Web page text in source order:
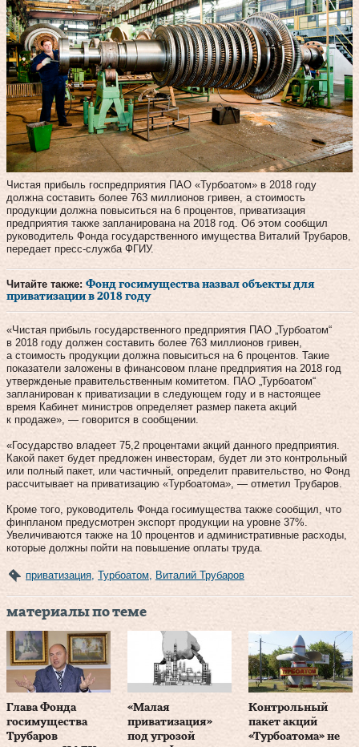
Чистая прибыль госпредприятия ПАО «Турбоатом» в 2018 году
должна составить более 763 миллионов гривен, а стоимость
продукции должна повыситься на 6 процентов, приватизация
предприятия также запланирована на 2018 год. Об этом сообщил
руководитель Фонда государственного имущества Виталий Трубаров,
передает пресс-служба ФГИУ.
Читайте также: Фонд госимущества назвал объекты для
приватизации в 2018 году
«Чистая прибыль государственного предприятия ПАО „Турбоатом“
в 2018 году должен составить более 763 миллионов гривен,
а стоимость продукции должна повыситься на 6 процентов. Такие
показатели заложены в финансовом плане предприятия на 2018 год
утвержденые правительственным комитетом. ПАО „Турбоатом“
запланирован к приватизации в следующем году и в настоящее
время Кабинет министров определяет размер пакета акций
к продаже», — говорится в сообщении.
«Государство владеет 75,2 процентами акций данного предприятия.
Какой пакет будет предложен инвесторам, будет ли это контрольный
или полный пакет, или частичный, определит правительство, но Фонд
рассчитывает на приватизацию «Турбоатома», — отметил Трубаров.
Кроме того, руководитель Фонда госимущества также сообщил, что
финпланом предусмотрен экспорт продукции на уровне 37%.
Увеличиваются также на 10 процентов и административные расходы,
которые должны пойти на повышение оплаты труда.
приватизация Турбоатом Виталий Трубаров
материалы по теме
Глава Фонда
госимущества
Трубаров
«Малая
приватизация»
под угрозой
Контрольный
пакет акций
«Турбоатома» не